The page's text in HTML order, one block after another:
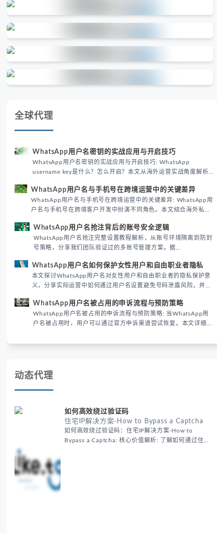
全球代理
WhatsApp用户名密钥的实战应用与开启技巧
WhatsApp用户名密钥的实战应用与开启技巧: WhatsApp
username key是什么？怎么开启？本文从海外运营实战角度解析
境团队高效触达目标客户。
WhatsApp用户名与手机号在跨境运营中的关键差异
WhatsApp用户名与手机号在跨境运营中的关键差异: WhatsApp用
户名与手机号在跨境客户开发中扮演不同角色。本文结合海外私域
际差异，帮助团队优化WhatsApp营销策略。
WhatsApp用户名抢注背后的账号安全逻辑
WhatsApp用户名抢注完整设置教程解析，从账号环境隔离到防封
号策略，分享我们团队验证过的多账号管理方案。据
性直接影响转化率。
WhatsApp用户名如何保护女性用户和自由职业者隐私
本文探讨WhatsApp用户名对女性用户和自由职业者的隐私保护意
义，分享实际运营中如何通过用户名设置避免号码泄露风险，并提
已成为全球数字沟通的首要考量。
WhatsApp用户名被占用的申诉流程与预防策略
WhatsApp用户名被占用的申诉流程与预防策略: 当WhatsApp用
户名被占用时，用户可以通过官方申诉渠道尝试恢复。本文详细解
账号安全。
动态代理
如何高效绕过验证码
住宅IP解决方案-How to Bypass a Captcha
如何高效绕过验证码：住宅IP解决方案-How to
Bypass a Captcha: 核心价值解析: 了解如何通过住宅